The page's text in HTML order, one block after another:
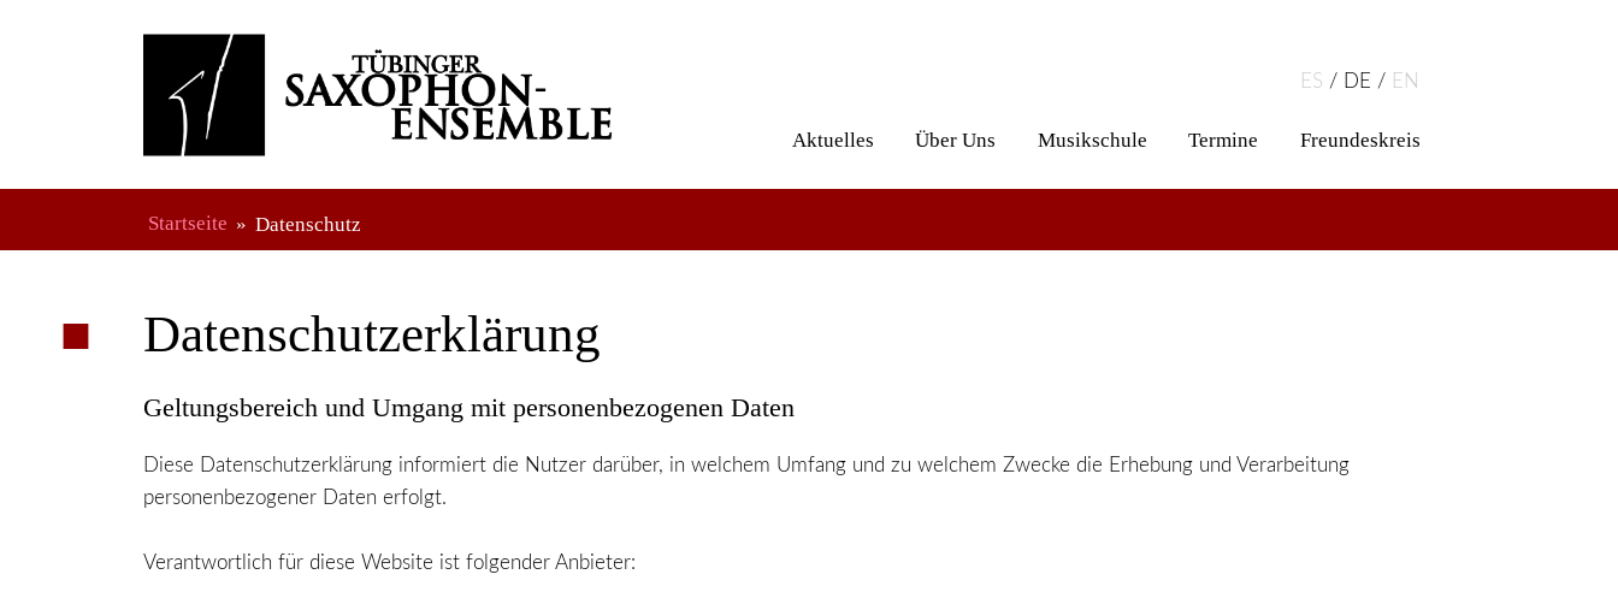
ES DE EN
Aktuelles Über Uns Musikschule Termine Freundeskreis
Startseite Datenschutz
Datenschutzerklärung
Geltungsbereich und Umgang mit personenbezogenen Daten
Diese Datenschutzerklärung informiert die Nutzer darüber, in welchem Umfang und zu welchem Zwecke die Erhebung und Verarbeitung
personenbezogener Daten erfolgt.
Verantwortlich für diese Website ist folgender Anbieter: